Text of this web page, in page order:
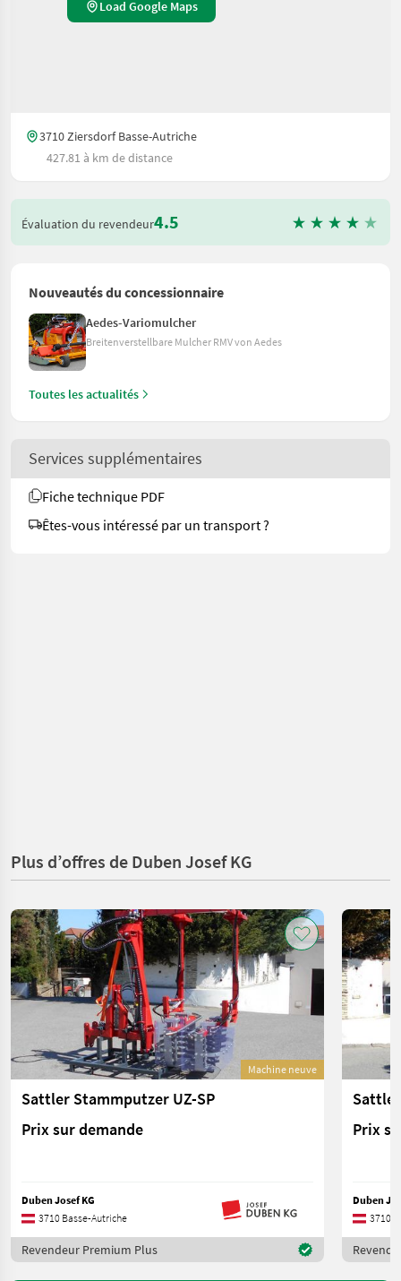
Load Google Maps
3710 Ziersdorf Basse-Autriche
427.81 à km de distance
Évaluation du revendeur4.5
Nouveautés du concessionnaire
Aedes-Variomulcher
Breitenverstellbare Mulcher RMV von Aedes
Toutes les actualités
Services supplémentaires
Fiche technique PDF
Êtes-vous intéressé par un transport ?
Plus d’offres de Duben Josef KG
Machine neuve
Sattler Stammputzer UZ-SP
Prix sur demande
Duben Josef KG
3710 Basse-Autriche
Revendeur Premium Plus
Sattler
Prix
Duben
3710